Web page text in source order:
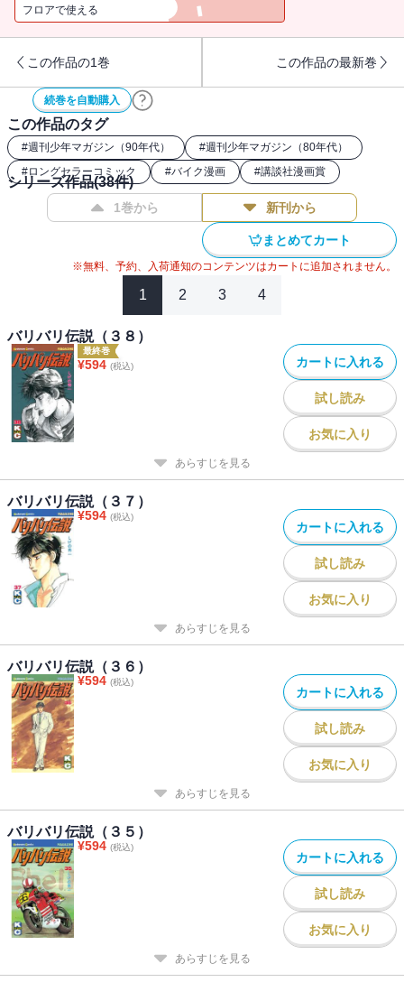
て、歩惟（あい）を狙うライバル登場!?
フロアで使える
この作品の1巻 この作品の最新巻
続巻を自動購入
この作品のタグ
#週刊少年マガジン（90年代） #週刊少年マガジン（80年代）
#ロングセラーコミック #バイク漫画 #講談社漫画賞
シリーズ作品(38件)
1巻から 新刊から
まとめてカート
※無料、予約、入荷通知のコンテンツはカートに追加されません。
1 2 3 4
バリバリ伝説（３８）
最終巻
¥594 (税込) カートに入れる
試し読み
お気に入り
あらすじを見る
バリバリ伝説（３７）
¥594 (税込)
カートに入れる
試し読み
お気に入り
あらすじを見る
バリバリ伝説（３６）
¥594 (税込)
カートに入れる
試し読み
お気に入り
あらすじを見る
バリバリ伝説（３５）
¥594 (税込)
カートに入れる
試し読み
お気に入り
あらすじを見る